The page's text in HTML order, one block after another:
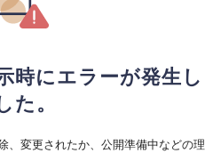
時にエラーが発生し
た。
、変更されたか、公開準備中などの理